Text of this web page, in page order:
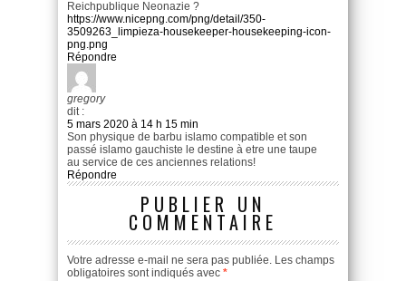
Reichpublique Neonazie ?
https://www.nicepng.com/png/detail/350-
3509263_limpieza-housekeeper-housekeeping-icon-
png.png
Répondre
gregory
dit :
5 mars 2020 à 14 h 15 min
Son physique de barbu islamo compatible et son
passé islamo gauchiste le destine à etre une taupe
au service de ces anciennes relations!
Répondre
PUBLIER UN
COMMENTAIRE
Votre adresse e-mail ne sera pas publiée. Les champs
obligatoires sont indiqués avec *